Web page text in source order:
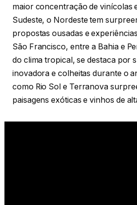
maior concentração de vinícolas
Sudeste, o Nordeste tem
propostas ousadas e
São Francisco, entre a Bahia e
do clima tropical, se destaca por
inovadora e colheitas durante o
como Rio Sol e Terranova
paisagens exóticas e vinhos de